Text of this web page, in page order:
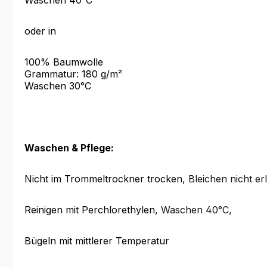
oder in
100% Baumwolle
Grammatur: 180 g/m²
Waschen 30°C
Waschen & Pflege:
Nicht im Trommeltrockner trocken, Bleichen nicht
Reinigen mit Perchlorethylen, Waschen 40°C,
Bügeln mit mittlerer Temperatur